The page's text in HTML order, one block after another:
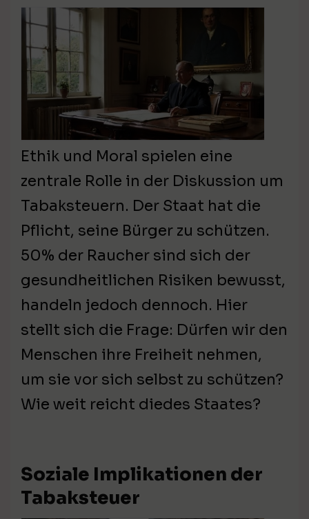
Ethik und Moral spielen eine
zentrale Rolle in der Diskussion um
Tabaksteuern. Der Staat hat die
Pflicht, seine Bürger zu schützen.
50% der Raucher sind sich der
gesundheitlichen Risiken bewusst,
handeln jedoch dennoch. Hier
stellt sich die Frage: Dürfen wir den
Menschen ihre Freiheit nehmen,
um sie vor sich selbst zu schützen?
Wie weit reicht diedes Staates?
Soziale Implikationen der
Tabaksteuer